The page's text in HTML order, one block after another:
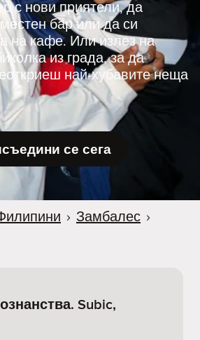
с нови приятели, да
бар или да си
на кафе. Или излез на
из града, за да
най-хубавите неща
се сега
› Замбалес ›
Subic,